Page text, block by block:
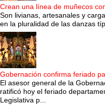
Crean una línea de muñecos
Son livianas, artesanales y
en la pluralidad de las danzas
Gobernación confirma feriado
El asesor general de la
ratificó hoy el feriado
Legislativa p...